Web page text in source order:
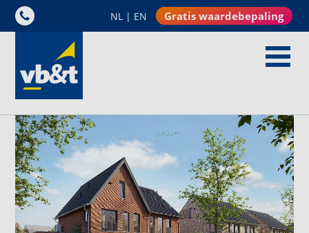
NL | EN Gratis waardebepaling